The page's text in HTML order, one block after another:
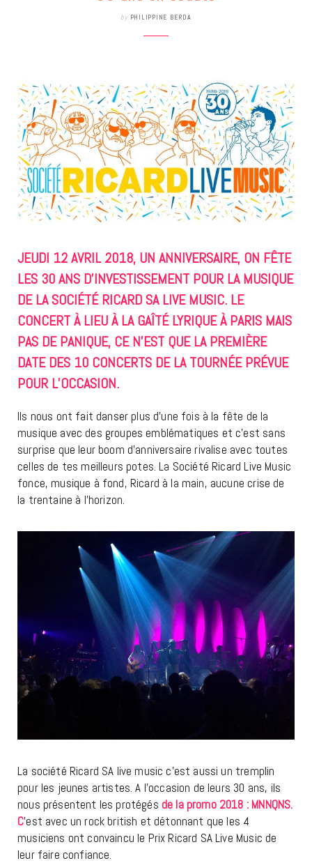
by PHILIPPINE BERDA
JEUDI 12 AVRIL 2018, UN ANNIVERSAIRE, ON FÊTE
LES 30 ANS D’INVESTISSEMENT POUR LA MUSIQUE
DE LA SOCIÉTÉ RICARD SA LIVE MUSIC. LE
CONCERT À LIEU À LA GAÎTÉ LYRIQUE À PARIS MAIS
PAS DE PANIQUE, CE N’EST QUE LA PREMIÈRE
DATE DES 10 CONCERTS DE LA TOURNÉE PRÉVUE
POUR L’OCCASION.
Ils nous ont fait danser plus d’une fois à la fête de la
musique avec des groupes emblématiques et c’est sans
surprise que leur boom d’anniversaire rivalise avec toutes
celles de tes meilleurs potes. La Société Ricard Live Music
fonce, musique à fond, Ricard à la main, aucune crise de
la trentaine à l’horizon.
La société Ricard SA live music c’est aussi un tremplin
pour les jeunes artistes. A l’occasion de leurs 30 ans, ils
nous présentent les protégés de la promo 2018 : MNNQNS.
C’est avec un rock british et détonnant que les 4
musiciens ont convaincu le Prix Ricard SA Live Music de
leur faire confiance.